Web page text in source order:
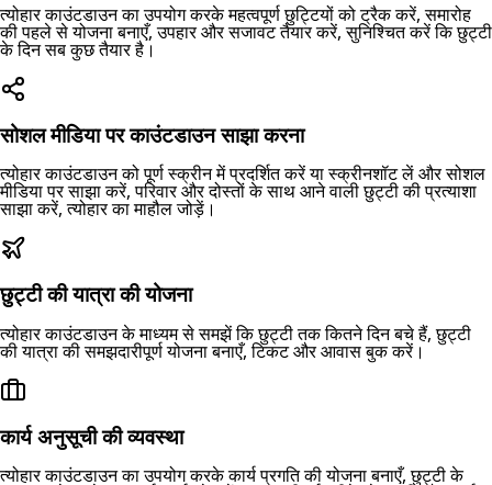
त्योहार काउंटडाउन का उपयोग करके महत्वपूर्ण छुट्टियों को ट्रैक करें, समारोह
की पहले से योजना बनाएँ, उपहार और सजावट तैयार करें, सुनिश्चित करें कि छुट्टी
के दिन सब कुछ तैयार है।
सोशल मीडिया पर काउंटडाउन साझा करना
त्योहार काउंटडाउन को पूर्ण स्क्रीन में प्रदर्शित करें या स्क्रीनशॉट लें और सोशल
मीडिया पर साझा करें, परिवार और दोस्तों के साथ आने वाली छुट्टी की प्रत्याशा
साझा करें, त्योहार का माहौल जोड़ें।
छुट्टी की यात्रा की योजना
त्योहार काउंटडाउन के माध्यम से समझें कि छुट्टी तक कितने दिन बचे हैं, छुट्टी
की यात्रा की समझदारीपूर्ण योजना बनाएँ, टिकट और आवास बुक करें।
कार्य अनुसूची की व्यवस्था
त्योहार काउंटडाउन का उपयोग करके कार्य प्रगति की योजना बनाएँ, छुट्टी के